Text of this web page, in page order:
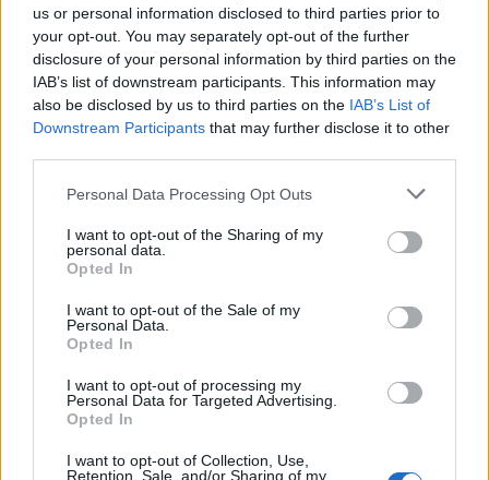
us or personal information disclosed to third parties prior to
your opt-out. You may separately opt-out of the further
disclosure of your personal information by third parties on the
IAB’s list of downstream participants. This information may
also be disclosed by us to third parties on the IAB’s List of
Downstream Participants that may further disclose it to other
Personal Data Processing Opt Outs
I want to opt-out of the Sharing of my
personal data.
Opted In
I want to opt-out of the Sale of my
Personal Data.
Opted In
I want to opt-out of processing my
Personal Data for Targeted Advertising.
Opted In
I want to opt-out of Collection, Use,
Retention, Sale, and/or Sharing of my
Łamigłówki
Tylko geniusz kreatywności rozwiąże tę
(prost...
Łamigłówki
Zagadka logiczna Diofantosa z III wieku -